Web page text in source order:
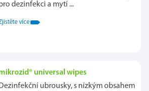
dezinfekci a mytí ...
více
universal wipes
Dezinfekční ubrousky, s nízkým obsahem